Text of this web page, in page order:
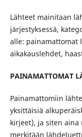
Lähteet mainitaan
järjestyksessä,
alle: painamattomat
aikakauslehdet,
PAINAMATTOMAT
Painamattomiin
yksittäisiä
kirjeet), ja siten
merkitään